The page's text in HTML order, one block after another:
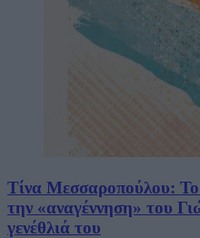
Τίνα Μεσσαροπούλου: Το
την «αναγέννηση» του
γενέθλιά του